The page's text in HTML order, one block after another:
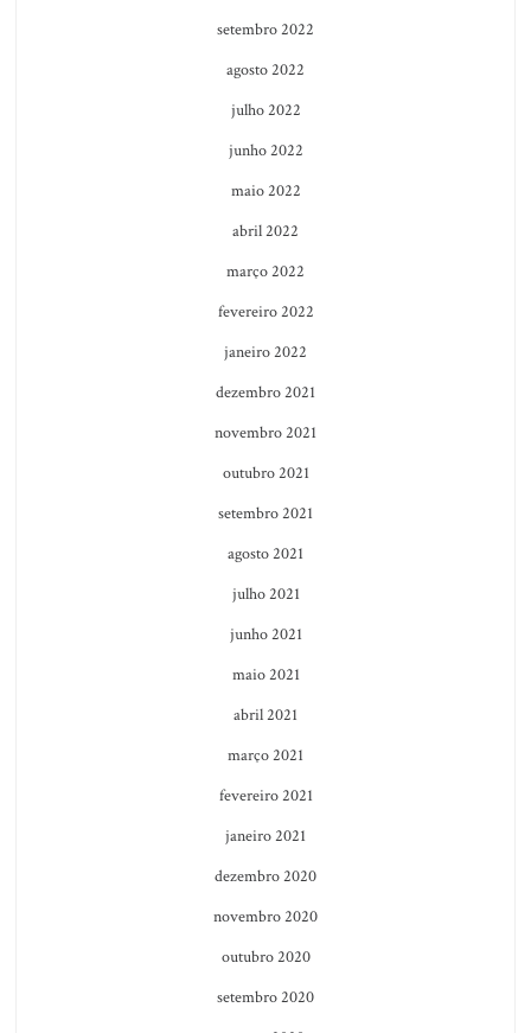
setembro 2022
agosto 2022
julho 2022
junho 2022
maio 2022
abril 2022
março 2022
fevereiro 2022
janeiro 2022
dezembro 2021
novembro 2021
outubro 2021
setembro 2021
agosto 2021
julho 2021
junho 2021
maio 2021
abril 2021
março 2021
fevereiro 2021
janeiro 2021
dezembro 2020
novembro 2020
outubro 2020
setembro 2020